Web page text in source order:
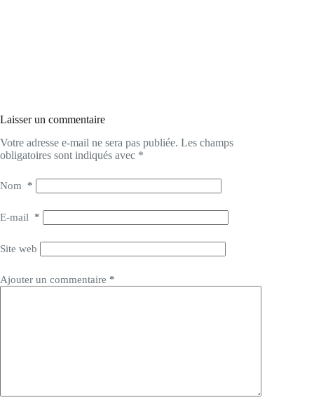
Laisser un commentaire
Votre adresse e-mail ne sera pas publiée. Les champs
obligatoires sont indiqués avec *
Nom *
E-mail *
Site web
Ajouter un commentaire *